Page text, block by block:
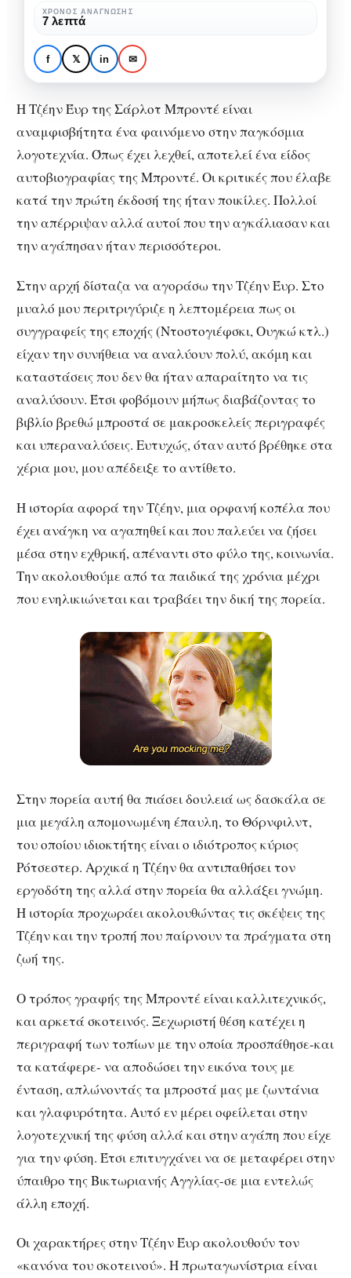
Τζέην Έυρ της Σάρλοτ
Μπροντέ
Μπροντέ
ΧΡΌΝΟΣ ΑΝΆΓΝΩΣΗΣ
7 λεπτά
f 𝕏 in ✉
Η Τζέην Έυρ της Σάρλοτ Μπροντέ είναι
αναμφισβήτητα ένα φαινόμενο στην παγκόσμια
λογοτεχνία. Όπως έχει λεχθεί, αποτελεί ένα είδος
αυτοβιογραφίας της Μπροντέ. Οι κριτικές που έλαβε
κατά την πρώτη έκδοσή της ήταν ποικίλες. Πολλοί
την απέρριψαν αλλά αυτοί που την αγκάλιασαν και
την αγάπησαν ήταν περισσότεροι.
Στην αρχή δίσταζα να αγοράσω την Τζέην Έυρ. Στο
μυαλό μου περιτριγύριζε η λεπτομέρεια πως οι
συγγραφείς της εποχής (Ντοστογιέφσκι, Ουγκώ κτλ.)
είχαν την συνήθεια να αναλύουν πολύ, ακόμη και
καταστάσεις που δεν θα ήταν απαραίτητο να τις
αναλύσουν. Έτσι φοβόμουν μήπως διαβάζοντας το
βιβλίο βρεθώ μπροστά σε μακροσκελείς περιγραφές
και υπεραναλύσεις. Ευτυχώς, όταν αυτό βρέθηκε στα
χέρια μου, μου απέδειξε το αντίθετο.
Η ιστορία αφορά την Τζέην, μια ορφανή κοπέλα που
έχει ανάγκη να αγαπηθεί και που παλεύει να ζήσει
μέσα στην εχθρική, απέναντι στο φύλο της, κοινωνία.
Την ακολουθούμε από τα παιδικά της χρόνια μέχρι
που ενηλικιώνεται και τραβάει την δική της πορεία.
Στην πορεία αυτή θα πιάσει δουλειά ως δασκάλα σε
μια μεγάλη απομονωμένη έπαυλη, το Θόρνφιλντ,
του οποίου ιδιοκτήτης είναι ο ιδιότροπος κύριος
Ρότσεστερ. Αρχικά η Τζέην θα αντιπαθήσει τον
εργοδότη της αλλά στην πορεία θα αλλάξει γνώμη.
Η ιστορία προχωράει ακολουθώντας τις σκέψεις της
Τζέην και την τροπή που παίρνουν τα πράγματα στη
ζωή της.
Ο τρόπος γραφής της Μπροντέ είναι καλλιτεχνικός,
και αρκετά σκοτεινός. Ξεχωριστή θέση κατέχει η
περιγραφή των τοπίων με την οποία προσπάθησε-και
τα κατάφερε- να αποδώσει την εικόνα τους με
ένταση, απλώνοντάς τα μπροστά μας με ζωντάνια
και γλαφυρότητα. Αυτό εν μέρει οφείλεται στην
λογοτεχνική της φύση αλλά και στην αγάπη που είχε
για την φύση. Έτσι επιτυγχάνει να σε μεταφέρει στην
ύπαιθρο της Βικτωριανής Αγγλίας-σε μια εντελώς
άλλη εποχή.
Οι χαρακτήρες στην Τζέην Έυρ ακολουθούν τον
«κανόνα του σκοτεινού». Η πρωταγωνίστρια είναι